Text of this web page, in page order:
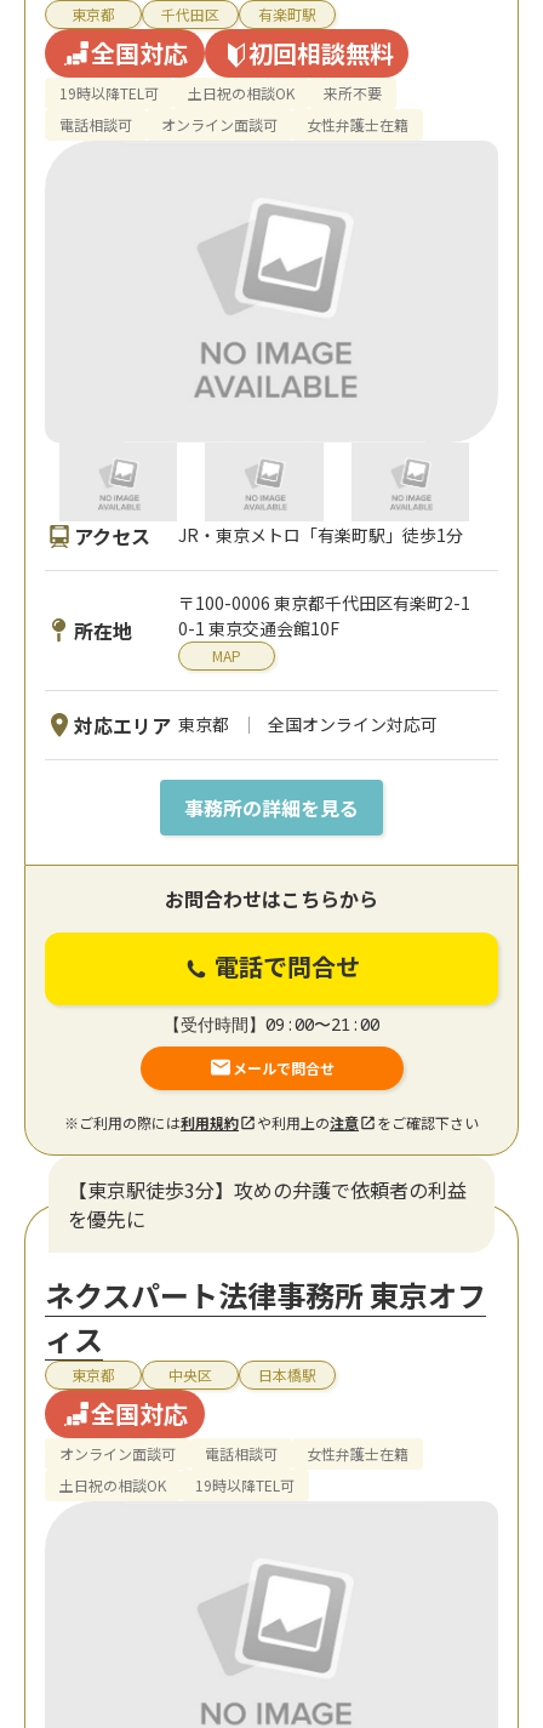
東京都 千代田区 有楽町駅
全国対応 初回相談無料
19時以降TEL可 土日祝の相談OK
来所不要
電話相談可
オンライン面談可 女性弁護士在籍
アクセス JR・東京メトロ「有楽町駅」徒歩1分
所在地
〒100-0006 東京都千代田区有楽町2-1
0-1 東京交通会館10F
MAP
対応エリア 東京都 全国オンライン対応可
事務所の詳細を見る
お問合わせはこちらから
電話で問合せ
【受付時間】09:00〜21:00
メールで問合せ
※ご利用の際には利用規約 や利用上の注意 をご確認下さい
【東京駅徒歩3分】攻めの弁護で依頼者の利益
を優先に
ネクスパート法律事務所 東京オフ
ィス
東京都 中央区 日本橋駅
全国対応
オンライン面談可 電話相談可
女性弁護士在籍
土日祝の相談OK
19時以降TEL可